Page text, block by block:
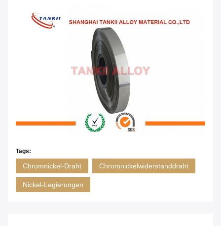
Tags:
Chromnickel-Draht Chromnickelwiderstanddraht
Nickel-Legierungen